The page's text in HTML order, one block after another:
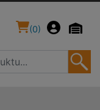
(0)